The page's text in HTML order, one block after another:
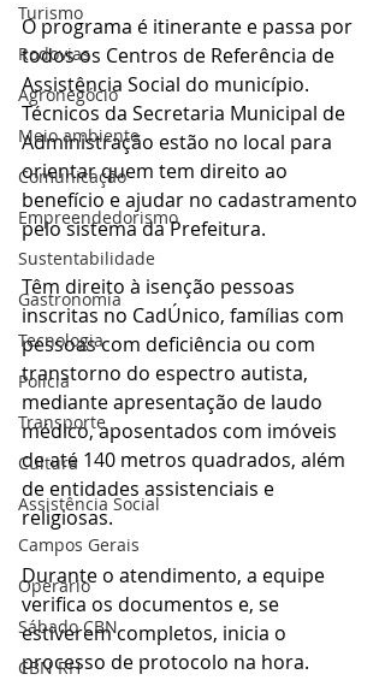
Turismo
Rodovias
Agronegócio
Meio ambiente
Comunicação
Empreendedorismo
Sustentabilidade
Gastronomia
Tecnologia
Polícia
Transporte
Cultura
Assistência Social
Campos Gerais
Operário
Sábado CBN
CBN RH
O programa é itinerante e passa por
todos os Centros de Referência de
Assistência Social do município.
Técnicos da Secretaria Municipal de
Administração estão no local para
orientar quem tem direito ao
benefício e ajudar no cadastramento
pelo sistema da Prefeitura.
Têm direito à isenção pessoas
inscritas no CadÚnico, famílias com
pessoas com deficiência ou com
transtorno do espectro autista,
mediante apresentação de laudo
médico, aposentados com imóveis
de até 140 metros quadrados, além
de entidades assistenciais e
religiosas.
Durante o atendimento, a equipe
verifica os documentos e, se
estiverem completos, inicia o
processo de protocolo na hora.